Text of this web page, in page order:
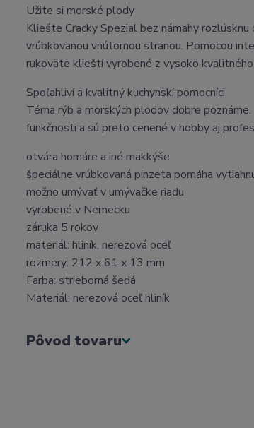
Užite si morské plody
Kliešte Cracky Spezial bez námahy
vrúbkovanou vnútornou stranou. Pomocou
rukoväte klieští vyrobené z vysoko
Spoľahliví a kvalitný kuchynskí pomocníci
Téma rýb a morských plodov dobre
funkčnosti a sú preto cenené v hobby aj
otvára homáre a iné mäkkýše
špeciálne vrúbkovaná pinzeta pomáha
možno umývať v umývačke riadu
vyrobené v Nemecku
záruka 5 rokov
materiál: hliník, nerezová oceľ
rozmery: 212 x 61 x 13 mm
Farba: strieborná šedá
Materiál: nerezová oceľ hliník
Pôvod tovaru